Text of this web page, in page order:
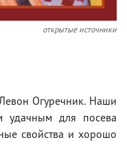
открытые источники
Огуречник. Наши
удачным для посева
свойства и хорошо